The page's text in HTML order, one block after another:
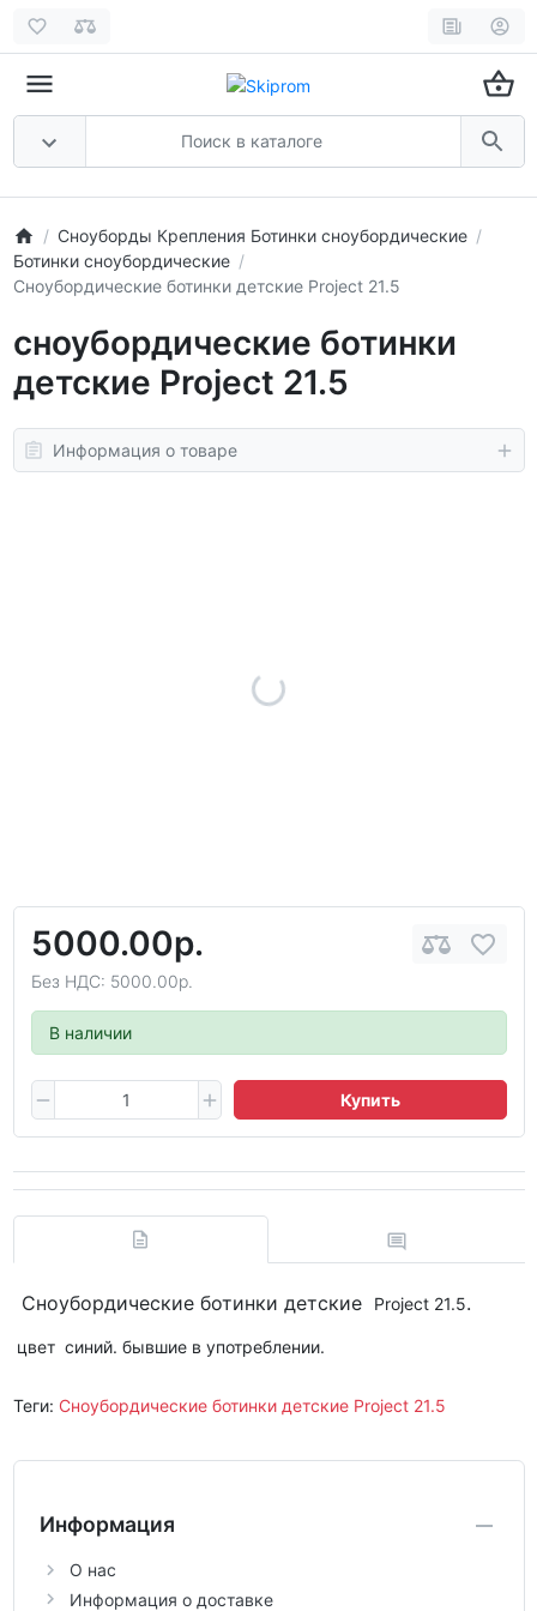
Сноуборды Крепления Ботинки сноубордические
Ботинки сноубордические
Сноубордические ботинки детские Project 21.5
сноубордические ботинки
детские Project 21.5
Информация о товаре
5000.00р.
Без НДС: 5000.00р.
В наличии
Купить
Сноубордические ботинки детские Project 21.5.
цвет синий. бывшие в употреблении.
Теги: Сноубордические ботинки детские Project 21.5
Информация
О нас
Информация о доставке